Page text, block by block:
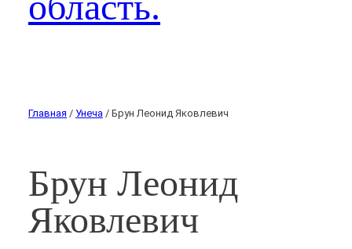
Главная / Унеча / Брун Леонид Яковлевич
Брун Леонид
Яковлевич